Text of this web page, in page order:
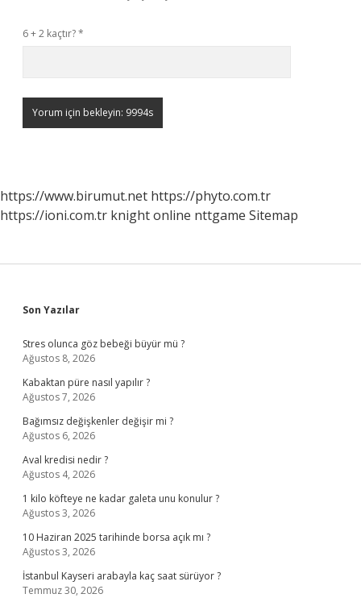
6 + 2 kaçtır?*
https://www.birumut.net https://phyto.com.tr
https://ioni.com.tr knight online nttgame Sitemap
Sidebar
Son Yazılar
Stres olunca göz bebeği büyür mü ?
Ağustos 8, 2026
Kabaktan püre nasıl yapılır ?
Ağustos 7, 2026
Bağımsız değişkenler değişir mi ?
Ağustos 6, 2026
Aval kredisi nedir ?
Ağustos 4, 2026
1 kilo köfteye ne kadar galeta unu konulur ?
Ağustos 3, 2026
10 Haziran 2025 tarihinde borsa açık mı ?
Ağustos 3, 2026
İstanbul Kayseri arabayla kaç saat sürüyor ?
Temmuz 30, 2026